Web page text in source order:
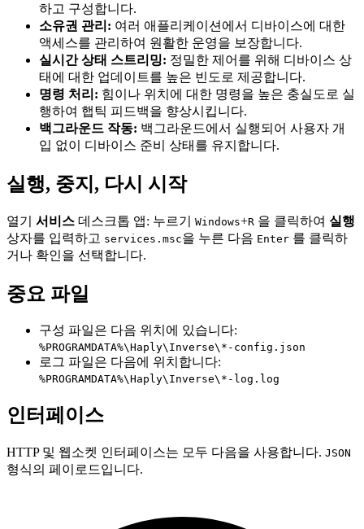
하고 구성합니다.
소유권 관리: 여러 애플리케이션에서 디바이스에 대한
액세스를 관리하여 원활한 운영을 보장합니다.
실시간 상태 스트리밍: 정밀한 제어를 위해 디바이스 상
태에 대한 업데이트를 높은 빈도로 제공합니다.
명령 처리: 힘이나 위치에 대한 명령을 높은 충실도로 실
행하여 햅틱 피드백을 향상시킵니다.
백그라운드 작동: 백그라운드에서 실행되어 사용자 개
입 없이 디바이스 준비 상태를 유지합니다.
실행, 중지, 다시 시작
열기 서비스 데스크톱 앱: 누르기 Windows+R 을 클릭하여 실행
상자를 입력하고 services.msc을 누른 다음 Enter 를 클릭하
거나 확인을 선택합니다.
중요 파일
구성 파일은 다음 위치에 있습니다:
%PROGRAMDATA%\Haply\Inverse\*-config.json
로그 파일은 다음에 위치합니다:
%PROGRAMDATA%\Haply\Inverse\*-log.log
인터페이스
HTTP 및 웹소켓 인터페이스는 모두 다음을 사용합니다. JSON
형식의 페이로드입니다.